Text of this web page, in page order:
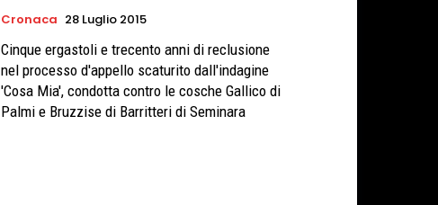
Cronaca 28 Luglio 2015
Cinque ergastoli e trecento anni di reclusione
nel processo d'appello scaturito dall'indagine
'Cosa Mia', condotta contro le cosche Gallico di
Palmi e Bruzzise di Barritteri di Seminara